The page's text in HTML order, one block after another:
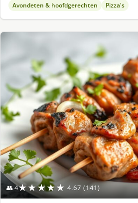
Avondeten & hoofdgerechten Pizza's
👥 4★★★★★ 4.67 (141)